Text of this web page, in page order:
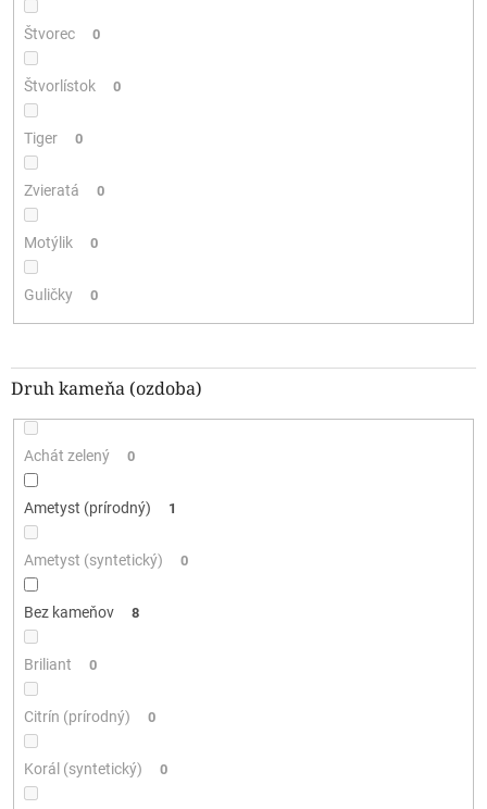
Štvorec 0
Štvorlístok 0
Tiger 0
Zvieratá 0
Motýlik 0
Guličky 0
Druh kameňa (ozdoba)
Achát zelený 0
Ametyst (prírodný) 1
Ametyst (syntetický) 0
Bez kameňov 8
Briliant 0
Citrín (prírodný) 0
Korál (syntetický) 0